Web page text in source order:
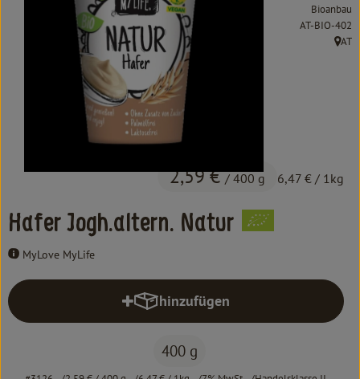
Kochen & Backen
Süß & Pikant
Einkaufen
Erleben
Hafer Jogh.altern. Natur
MyLove MyLife
2,59 €/ 400 g 6,47 € / 1kg
Bioanbau
,AT-BIO-402
,AT
hinzufügen
Produkt zum Warenkorb
400 g